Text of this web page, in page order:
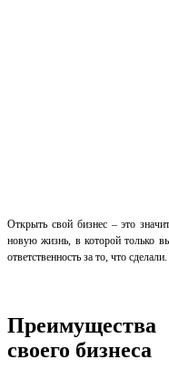
Открыть свой бизнес – это
новую жизнь, в которой только
ответственность за то, что сделали.
Преимущества
своего бизнеса